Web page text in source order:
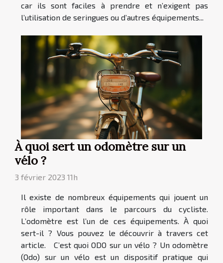
car ils sont faciles à prendre et n’exigent pas
l’utilisation de seringues ou d’autres équipements...
À quoi sert un odomètre sur un
vélo ?
3 février 2023 11h
Il existe de nombreux équipements qui jouent un
rôle important dans le parcours du cycliste.
L’odomètre est l’un de ces équipements. À quoi
sert-il ? Vous pouvez le découvrir à travers cet
article. C’est quoi ODO sur un vélo ? Un odomètre
(Odo) sur un vélo est un dispositif pratique qui